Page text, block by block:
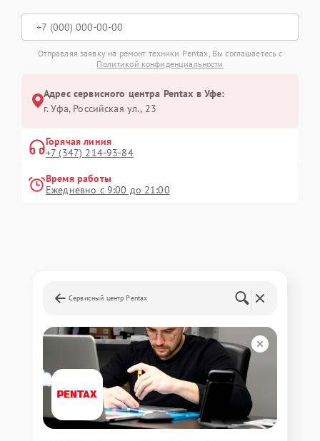
Отправляя заявку на ремонт техники Pentax, Вы соглашаетесь с
Политикой конфиденциальности
Адрес сервисного центра Pentax в Уфе:
г. Уфа, Российская ул., 23
Горячая линия
+7 (347) 214-93-84
Время работы
Ежедневно с 9:00 до 21:00
Сервисный центр Pentax